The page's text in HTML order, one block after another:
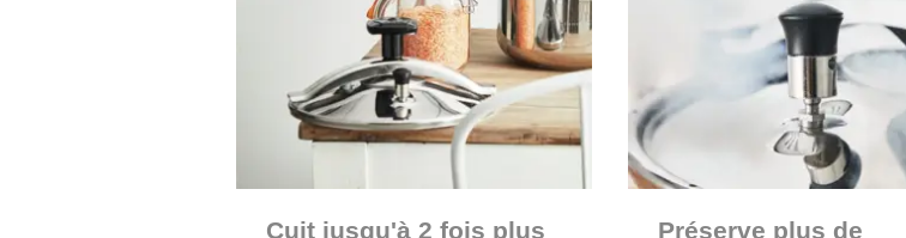
Cuit jusqu'à 2 fois plus
Préserve plus de